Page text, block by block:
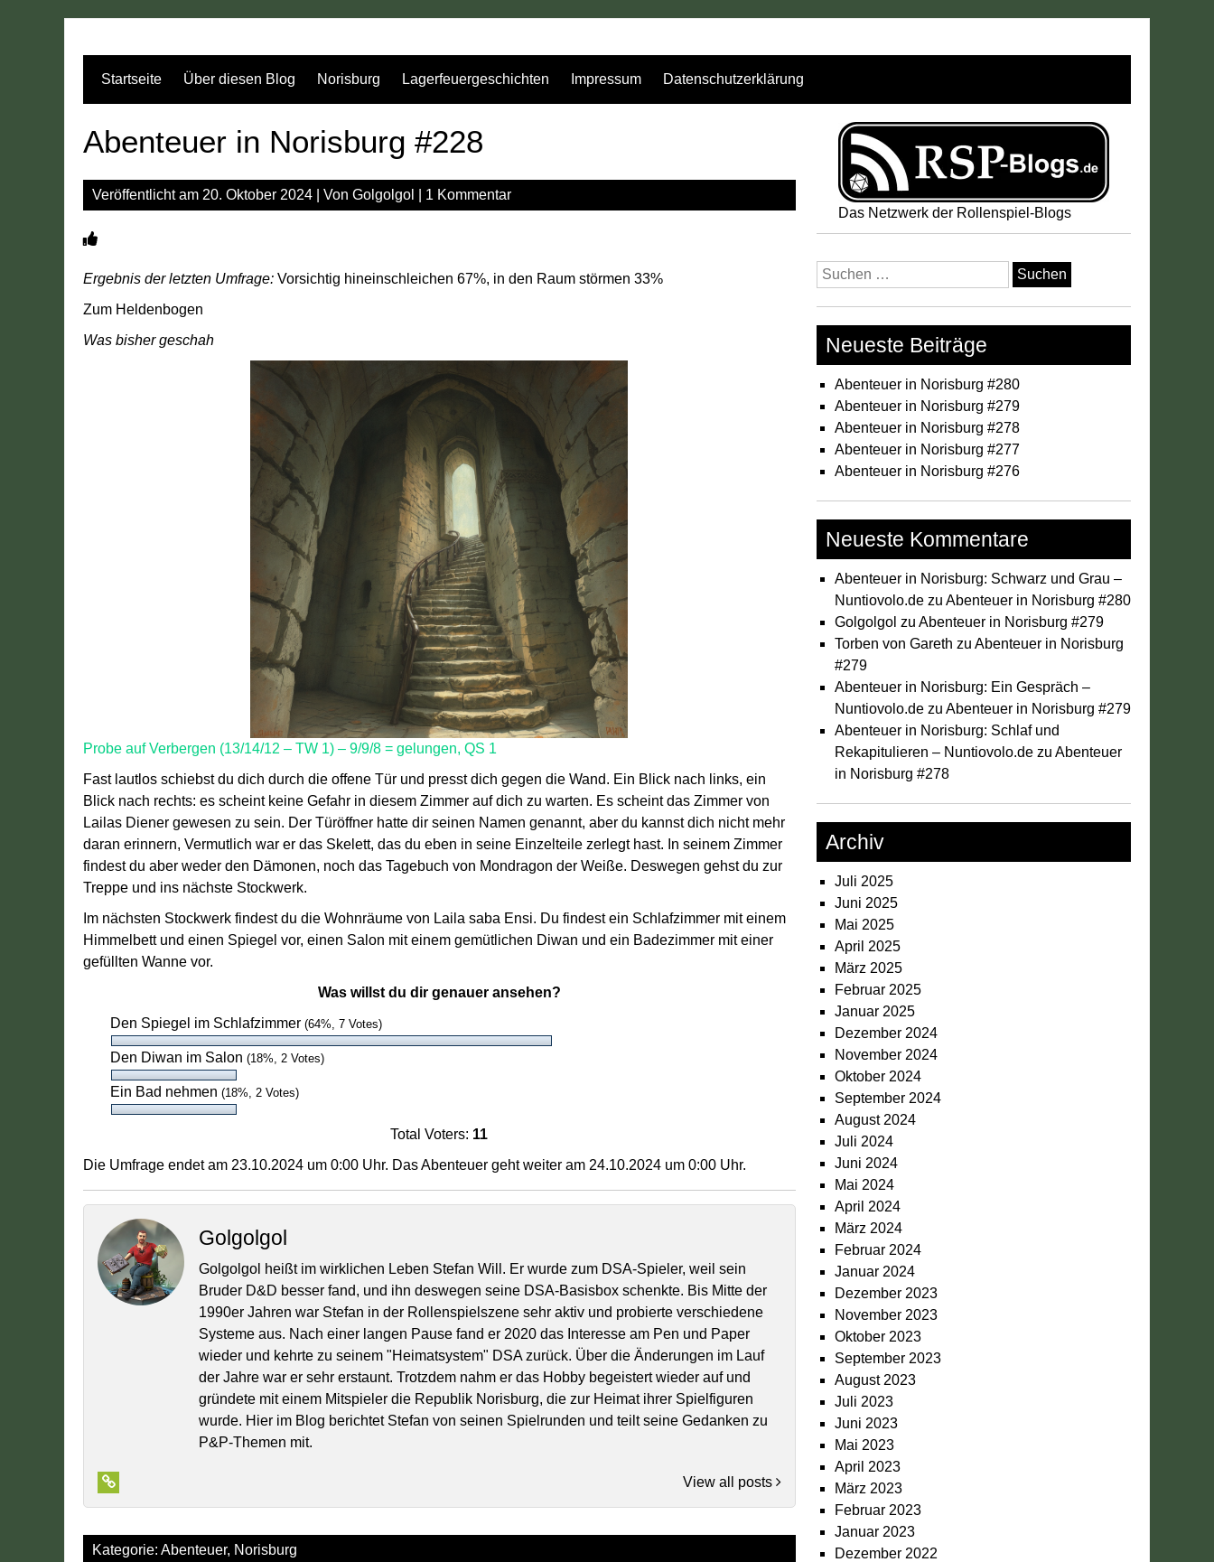
Startseite
Über diesen Blog Norisburg Lagerfeuergeschichten Impressum Datenschutzerklärung
Abenteuer in Norisburg #228
Veröffentlicht am 20. Oktober 2024 | Von Golgolgol 1 Kommentar
Ergebnis der letzten Umfrage: Vorsichtig hineinschleichen 67%, in den Raum störmen 33%
Zum Heldenbogen
Was bisher geschah
Probe auf Verbergen (13/14/12 – TW 1) – 9/9/8 = gelungen, QS 1
Fast lautlos schiebst du dich durch die offene Tür und presst dich gegen die Wand. Ein Blick nach links, ein
Blick nach rechts: es scheint keine Gefahr in diesem Zimmer auf dich zu warten. Es scheint das Zimmer von
Lailas Diener gewesen zu sein. Der Türöffner hatte dir seinen Namen genannt, aber du kannst dich nicht mehr
daran erinnern, Vermutlich war er das Skelett, das du eben in seine Einzelteile zerlegt hast. In seinem Zimmer
findest du aber weder den Dämonen, noch das Tagebuch von Mondragon der Weiße. Deswegen gehst du zur
Treppe und ins nächste Stockwerk.
Im nächsten Stockwerk findest du die Wohnräume von Laila saba Ensi. Du findest ein Schlafzimmer mit einem
Himmelbett und einen Spiegel vor, einen Salon mit einem gemütlichen Diwan und ein Badezimmer mit einer
gefüllten Wanne vor.
Was willst du dir genauer ansehen?
Den Spiegel im Schlafzimmer (64%, 7 Votes)
Den Diwan im Salon (18%, 2 Votes)
Ein Bad nehmen (18%, 2 Votes)
Total Voters: 11
Die Umfrage endet am 23.10.2024 um 0:00 Uhr. Das Abenteuer geht weiter am 24.10.2024 um 0:00 Uhr.
Golgolgol
Golgolgol heißt im wirklichen Leben Stefan Will. Er wurde zum DSA-Spieler, weil sein
Bruder D&D besser fand, und ihn deswegen seine DSA-Basisbox schenkte. Bis Mitte der
1990er Jahren war Stefan in der Rollenspielszene sehr aktiv und probierte verschiedene
Systeme aus. Nach einer langen Pause fand er 2020 das Interesse am Pen und Paper
wieder und kehrte zu seinem "Heimatsystem" DSA zurück. Über die Änderungen im Lauf
der Jahre war er sehr erstaunt. Trotzdem nahm er das Hobby begeistert wieder auf und
gründete mit einem Mitspieler die Republik Norisburg, die zur Heimat ihrer Spielfiguren
wurde. Hier im Blog berichtet Stefan von seinen Spielrunden und teilt seine Gedanken zu
P&P-Themen mit.
View all posts
Kategorie: Abenteuer, Norisburg
Das Netzwerk der Rollenspiel-Blogs
Suchen
nach:
Neueste Beiträge
Abenteuer in Norisburg #280
Abenteuer in Norisburg #279
Abenteuer in Norisburg #278
Abenteuer in Norisburg #277
Abenteuer in Norisburg #276
Neueste Kommentare
Abenteuer in Norisburg: Schwarz und Grau –
Nuntiovolo.de zu Abenteuer in Norisburg #280
Golgolgol zu Abenteuer in Norisburg #279
Torben von Gareth zu Abenteuer in Norisburg
#279
Abenteuer in Norisburg: Ein Gespräch –
Nuntiovolo.de zu Abenteuer in Norisburg #279
Abenteuer in Norisburg: Schlaf und
Rekapitulieren – Nuntiovolo.de zu Abenteuer
in Norisburg #278
Archiv
Juli 2025
Juni 2025
Mai 2025
April 2025
März 2025
Februar 2025
Januar 2025
Dezember 2024
November 2024
Oktober 2024
September 2024
August 2024
Juli 2024
Juni 2024
Mai 2024
April 2024
März 2024
Februar 2024
Januar 2024
Dezember 2023
November 2023
Oktober 2023
September 2023
August 2023
Juli 2023
Juni 2023
Mai 2023
April 2023
März 2023
Februar 2023
Januar 2023
Dezember 2022